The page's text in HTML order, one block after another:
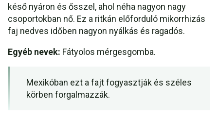
késő nyáron és ősszel, ahol néha nagyon nagy
csoportokban nő. Ez a ritkán előforduló mikorrhizás
faj nedves időben nagyon nyálkás és ragadós.
Egyéb nevek: Fátyolos mérgesgomba.
Mexikóban ezt a fajt fogyasztják és széles
körben forgalmazzák.